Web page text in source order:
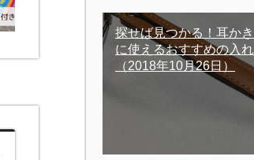
探せば見つかる！耳か
に使えるおすすめの入れ
（2018年10月26日）